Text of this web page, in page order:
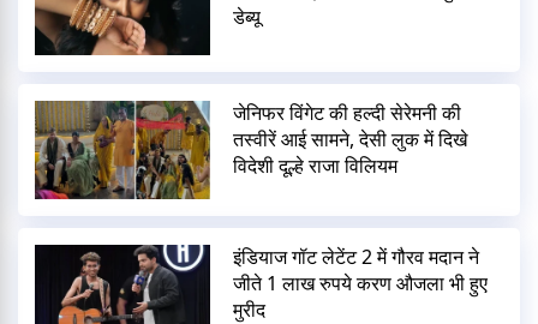
डेब्यू
जेनिफर विंगेट की हल्दी सेरेमनी की
तस्वीरें आई सामने, देसी लुक में दिखे
विदेशी दूल्हे राजा विलियम
इंडियाज गॉट लेटेंट 2 में गौरव मदान ने
जीते 1 लाख रुपये करण औजला भी हुए
मुरीद